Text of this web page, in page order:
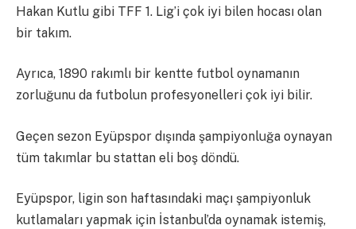
Hakan Kutlu gibi TFF 1. Lig’i çok iyi bilen hocası olan
bir takım.
Ayrıca, 1890 rakımlı bir kentte futbol oynamanın
zorluğunu da futbolun profesyonelleri çok iyi bilir.
Geçen sezon Eyüpspor dışında şampiyonluğa oynayan
tüm takımlar bu stattan eli boş döndü.
Eyüpspor, ligin son haftasındaki maçı şampiyonluk
kutlamaları yapmak için İstanbul’da oynamak istemiş,